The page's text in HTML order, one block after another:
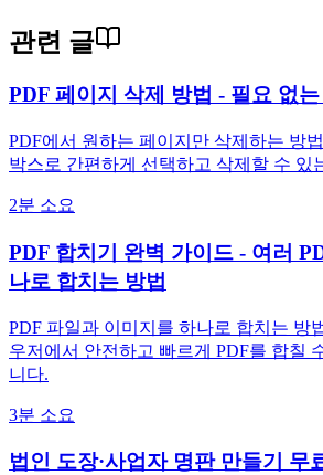
관련 글
PDF 페이지 삭제 방법 - 필요 없는
PDF에서 원하는 페이지만 삭제하는 방
박스로 간편하게 선택하고 삭제할 수 있
2분 소요
PDF 합치기 완벽 가이드 - 여러
나로 합치는 방법
PDF 파일과 이미지를 하나로 합치는 방
우저에서 안전하고 빠르게 PDF를 합칠
니다.
3분 소요
법인 도장·사업자 명판 만들기 무